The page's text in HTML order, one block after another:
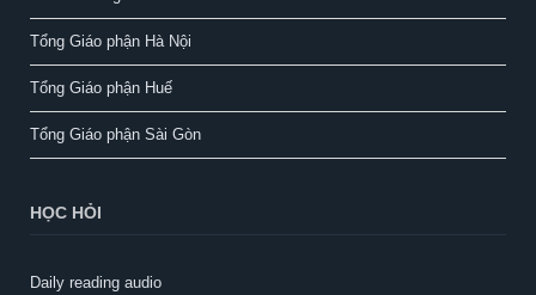
Tổng Giáo phận Hà Nội
Tổng Giáo phận Huế
Tổng Giáo phận Sài Gòn
HỌC HỎI
Daily reading audio